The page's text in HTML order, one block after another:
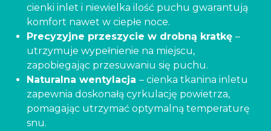
cienki inlet i niewielka ilość puchu gwarantują
komfort nawet w ciepłe noce.
Precyzyjne przeszycie w drobną kratkę –
utrzymuje wypełnienie na miejscu,
zapobiegając przesuwaniu się puchu.
Naturalna wentylacja – cienka tkanina inletu
zapewnia doskonałą cyrkulację powietrza,
pomagając utrzymać optymalną temperaturę
snu.